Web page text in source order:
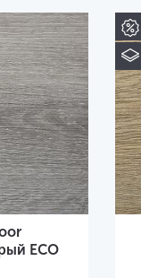
ECO